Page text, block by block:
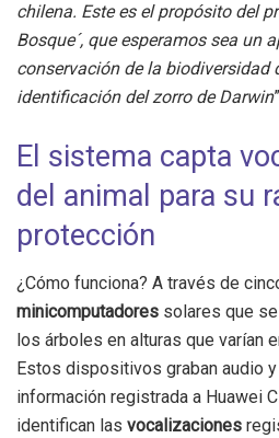
chilena. Este es el propósito del
Bosque´, que esperamos sea un
conservación de la biodiversidad
identificación del zorro de Darwin
El sistema capta
del animal para su
protección
¿Cómo funciona? A través de
minicomputadores solares que
los árboles en alturas que varían
Estos dispositivos graban audio
información registrada a Huawei
identifican las vocalizaciones